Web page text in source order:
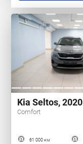
Kia Seltos, 2020
Comfort
61 000 км